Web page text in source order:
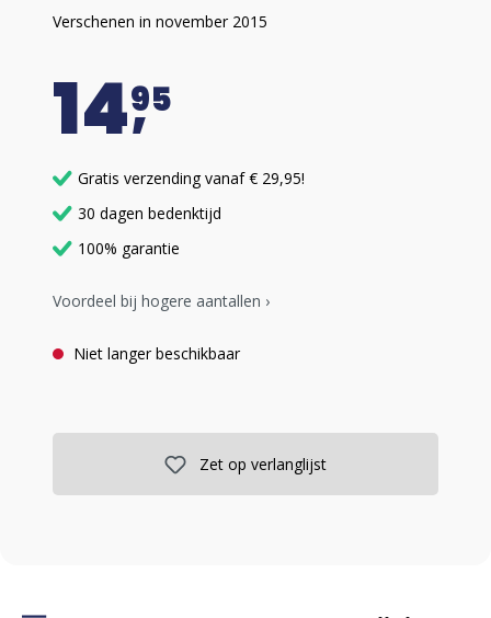
Verschenen in november 2015
1495
Gratis verzending vanaf € 29,95!
30 dagen bedenktijd
100% garantie
Voordeel bij hogere aantallen ›
Niet langer beschikbaar
Zet op verlanglijst